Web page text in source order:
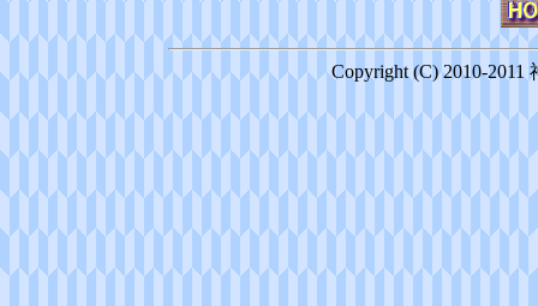
Copyright (C) 2010-2011